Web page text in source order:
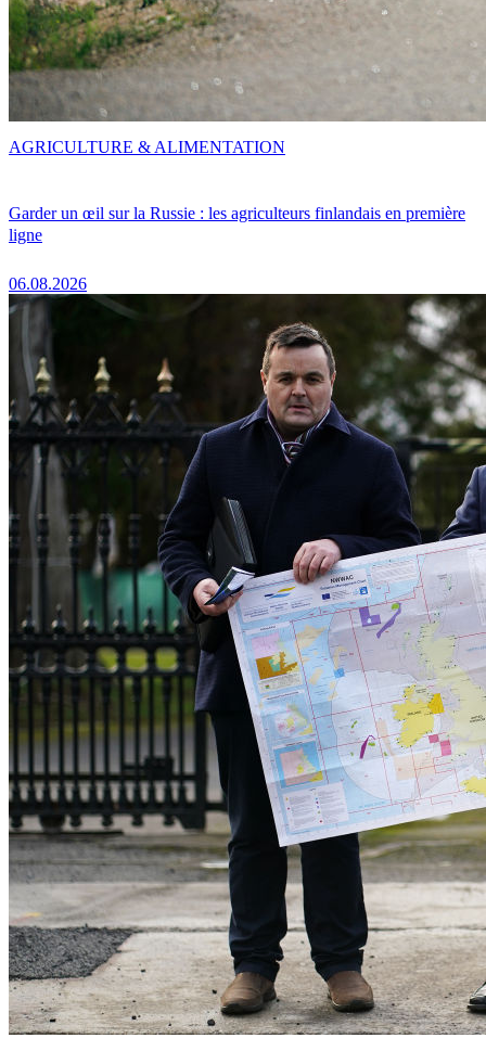
Garder un œil sur la Russie : les agriculteurs finlandais en première
ligne
06.08.2026
AGRICULTURE & ALIMENTATION